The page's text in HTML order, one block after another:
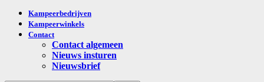
Kampeerbedrijven
Kampeerwinkels
Contact
Contact algemeen
Nieuws insturen
Nieuwsbrief